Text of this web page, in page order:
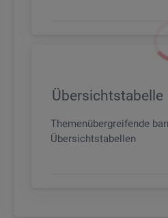
Übersichtstabelle
Themenübergreifende
Übersichtstabellen